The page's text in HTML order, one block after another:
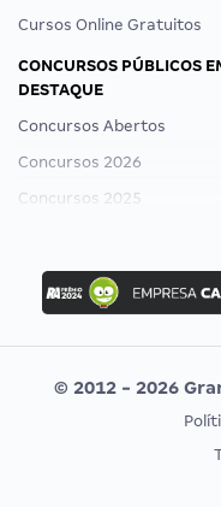
Cursos Online Gratuitos
CONCURSOS PÚBLICOS
DESTAQUE
Concursos Abertos
Concursos 2026
Concursos 2025
Concurso Ibama
Concurso MPU
Editais publicados
CONCURSOS POR
© 2012 - 2026